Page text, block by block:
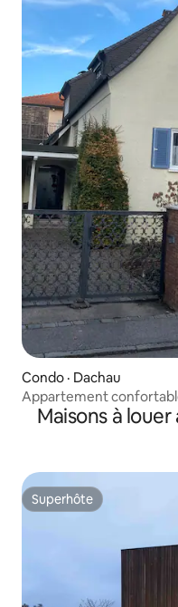
Condo · Dachau
Appartement
Maisons à
Superhôte
Superhôte